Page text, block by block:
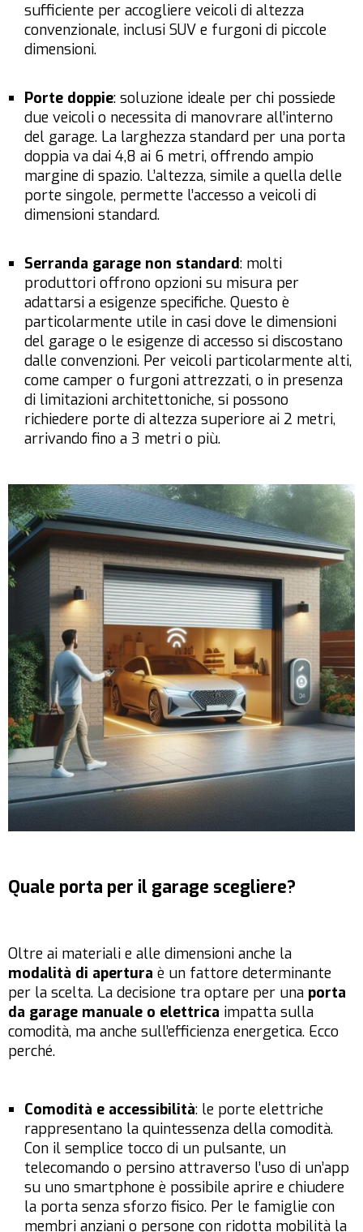
sufficiente per accogliere veicoli di altezza
convenzionale, inclusi SUV e furgoni di piccole
dimensioni.
Porte doppie: soluzione ideale per chi possiede
due veicoli o necessita di manovrare all’interno
del garage. La larghezza standard per una porta
doppia va dai 4,8 ai 6 metri, offrendo ampio
margine di spazio. L’altezza, simile a quella delle
porte singole, permette l’accesso a veicoli di
dimensioni standard.
Serranda garage non standard: molti
produttori offrono opzioni su misura per
adattarsi a esigenze specifiche. Questo è
particolarmente utile in casi dove le dimensioni
del garage o le esigenze di accesso si discostano
dalle convenzioni. Per veicoli particolarmente alti,
come camper o furgoni attrezzati, o in presenza
di limitazioni architettoniche, si possono
richiedere porte di altezza superiore ai 2 metri,
arrivando fino a 3 metri o più.
Quale porta per il garage scegliere?
Oltre ai materiali e alle dimensioni anche la
modalità di apertura è un fattore determinante
per la scelta. La decisione tra optare per una porta
da garage manuale o elettrica impatta sulla
comodità, ma anche sull’efficienza energetica. Ecco
perché.
Comodità e accessibilità: le porte elettriche
rappresentano la quintessenza della comodità.
Con il semplice tocco di un pulsante, un
telecomando o persino attraverso l’uso di un’app
su uno smartphone è possibile aprire e chiudere
la porta senza sforzo fisico. Per le famiglie con
membri anziani o persone con ridotta mobilità la